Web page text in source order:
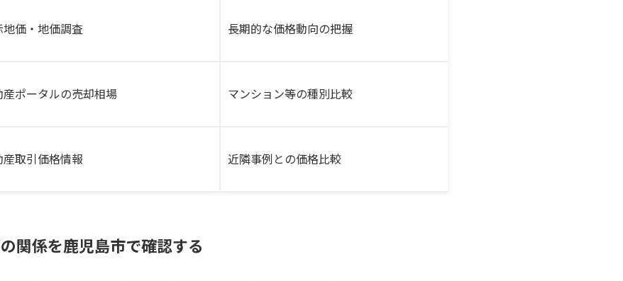
地価・地価調査 長期的な価格動向の把握
産ポータルの売却相場 マンション等の種別比較
産取引価格情報 近隣事例との価格比較
関係を鹿児島市で確認する